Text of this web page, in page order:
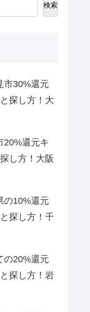
検索
市30%還元
探し方！大
20%還元キ
し方！大阪
の10%還元
探し方！千
の20%還元
探し方！岩